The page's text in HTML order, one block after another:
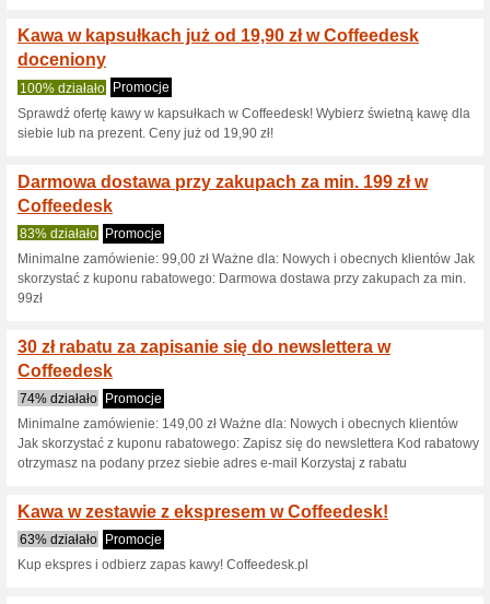
Kod rabatowy District: zyskaj
Coffeedesk.pl, wpisz kod w
Coffeedesk.pl kod
100% działało Kupon
Od redaktora: Kod działania
najmniej 109 zł. Wpisz kod
Skorzystaj z rabatu
rabatowym w